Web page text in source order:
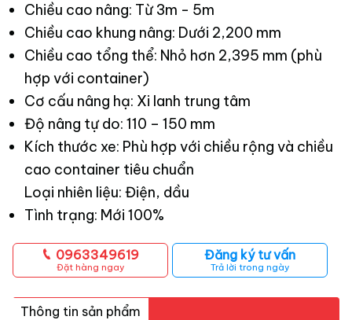
Chiều cao nâng: Từ 3m - 5m
Chiều cao khung nâng: Dưới 2,200 mm
Chiều cao tổng thể: Nhỏ hơn 2,395 mm (phù
hợp với container)
Cơ cấu nâng hạ: Xi lanh trung tâm
Độ nâng tự do: 110 – 150 mm
Kích thước xe: Phù hợp với chiều rộng và chiều
cao container tiêu chuẩn
Loại nhiên liệu: Điện, dầu
Tình trạng: Mới 100%
0963349619
Đặt hàng ngay
Đăng ký tư vấn
Trả lời trong ngày
Thông tin sản phẩm